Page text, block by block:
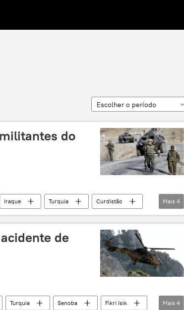
Escolher o período
do
Iraque Turquia
Curdistão
Mais 4
de
Turquia Senoba
Fikri Isik
Mais 4